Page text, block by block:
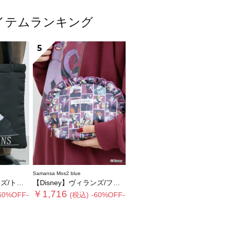
テムランキング
ッグ
5
Samansa Mos2 blue
【Disney】ヴィランズ/フリルポーチ
￥1,716 (税込) -60%OFF-